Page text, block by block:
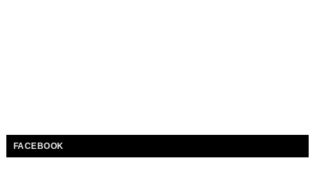
FACEBOOK